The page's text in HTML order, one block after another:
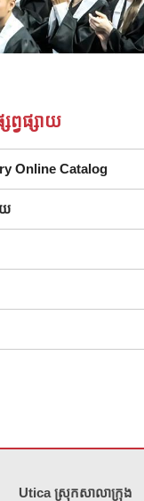
ព្វផ្សាយ
Online Catalog(បើកក្នុ
ើកក្នុងបង្អួចថ្មី)
ងបង្អួចថ្មី)
Utica ស្រុកសាលាក្រុង